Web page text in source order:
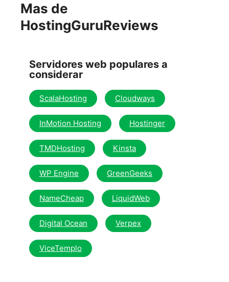
Mas de
HostingGuruReviews
Servidores web populares a
considerar
ScalaHosting Cloudways
InMotion Hosting Hostinger
TMDHosting Kinsta
WP Engine GreenGeeks
NameCheap LiquidWeb
Digital Ocean Verpex
ViceTemplo